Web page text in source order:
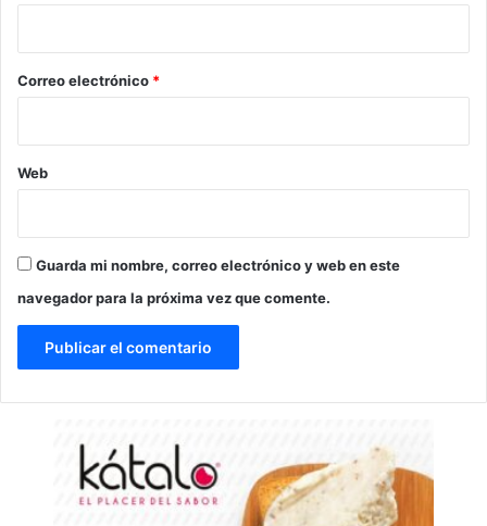
*
Correo electrónico *
Web
Guarda mi nombre, correo electrónico y web en este
navegador para la próxima vez que comente.